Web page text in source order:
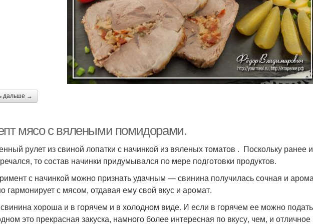
дальше →
мясо с вялеными помидорами.
рулет из свиной лопатки с начинкой из вяленых томатов . Поскольку ранее
то состав начинки придумывался по мере подготовки продуктов.
с начинкой можно признать удачным — свинина получилась сочная и
гармонирует с мясом, отдавая ему свой вкус и аромат.
хороша и в горячем и в холодном виде. И если в горячем ее можно
это прекрасная закуска, намного более интересная по вкусу, чем, и